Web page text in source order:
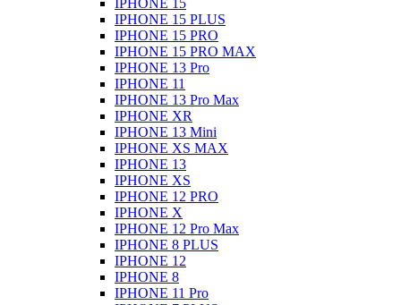
IPHONE 15
IPHONE 15 PLUS
IPHONE 15 PRO
IPHONE 15 PRO MAX
IPHONE 13 Pro
IPHONE 11
IPHONE 13 Pro Max
IPHONE XR
IPHONE 13 Mini
IPHONE XS MAX
IPHONE 13
IPHONE XS
IPHONE 12 PRO
IPHONE X
IPHONE 12 Pro Max
IPHONE 8 PLUS
IPHONE 12
IPHONE 8
IPHONE 11 Pro